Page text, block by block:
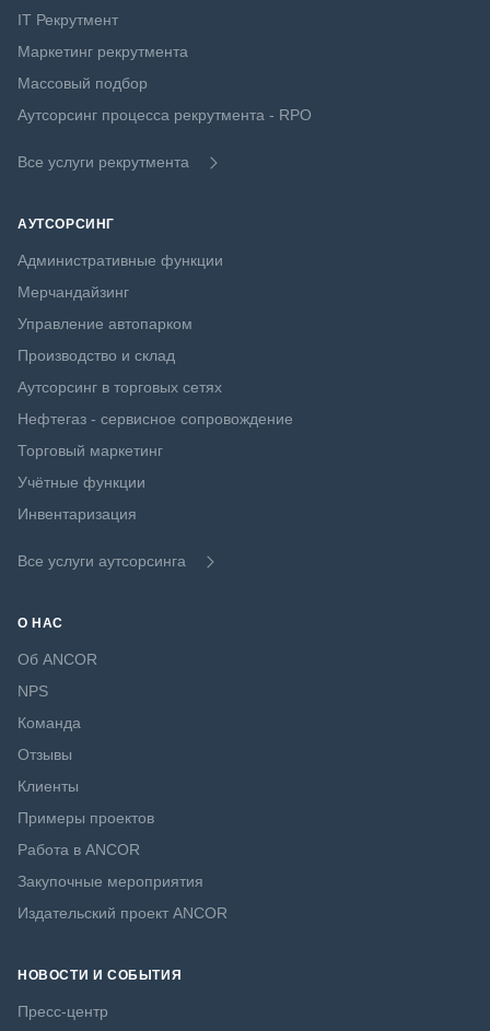
IT Рекрутмент
Маркетинг рекрутмента
Массовый подбор
Аутсорсинг процесса рекрутмента - RPO
Все услуги рекрутмента
АУТСОРСИНГ
Административные функции
Мерчандайзинг
Управление автопарком
Производство и склад
Аутсорсинг в торговых сетях
Нефтегаз - сервисное сопровождение
Торговый маркетинг
Учётные функции
Инвентаризация
Все услуги аутсорсинга
О НАС
Об ANCOR
NPS
Команда
Отзывы
Клиенты
Примеры проектов
Работа в ANCOR
Закупочные мероприятия
Издательский проект ANCOR
НОВОСТИ И СОБЫТИЯ
Пресс-центр